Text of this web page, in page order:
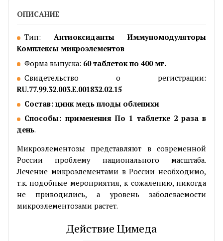
ОПИСАНИЕ
Тип: АнтиоксидантыИммуномодуляторы
Комплексы микроэлементов
Форма выпуска: 60 таблеток по 400 мг.
Свидетельство о регистрации:
RU.77.99.32.003.E.001832.02.15
Состав: цинк медь плоды облепихи
Способы: применения По 1 таблетке 2 раза в
день.
Микроэлементозы представляют в современной
России проблему национального масштаба.
Лечение микроэлементами в России необходимо,
т.к. подобные мероприятия, к сожалению, никогда
не приводились, а уровень заболеваемости
микроэлементозами растет.
Действие Цимеда